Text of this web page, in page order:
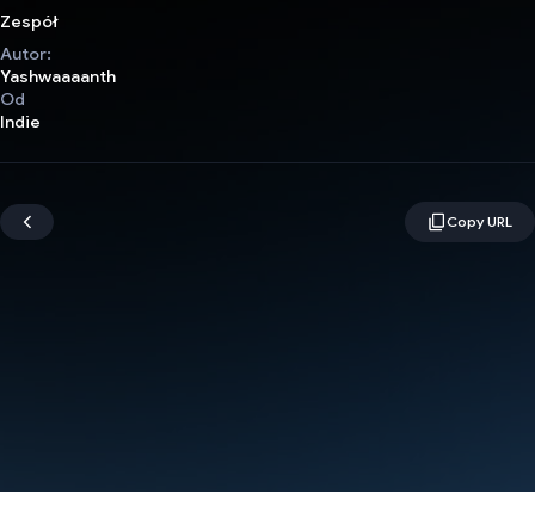
Zespół
Autor:
Yashwaaaanth
Od
Indie